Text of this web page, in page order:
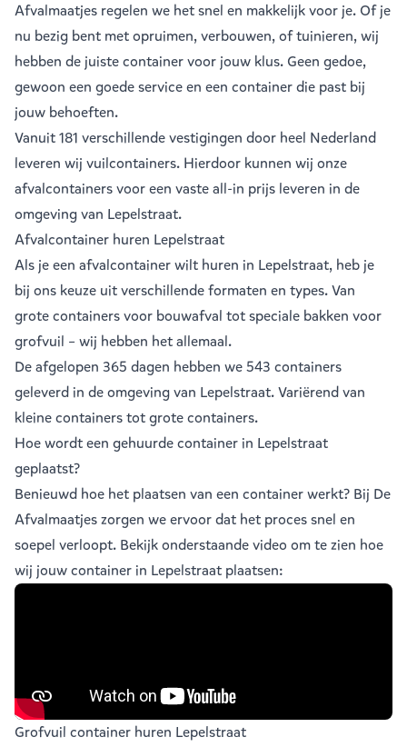
Afvalmaatjes regelen we het snel en makkelijk voor je. Of je
nu bezig bent met opruimen, verbouwen, of tuinieren, wij
hebben de juiste container voor jouw klus. Geen gedoe,
gewoon een goede service en een container die past bij
jouw behoeften.
Vanuit181 verschillende vestigingen door heel Nederland
leveren wij vuilcontainers. Hierdoor kunnen wij onze
afvalcontainers voor een vaste all-in prijs leveren in de
omgeving van Lepelstraat.
Afvalcontainer huren Lepelstraat
Als je een afvalcontainerwilt huren in Lepelstraat, heb je
bij ons keuze uit verschillende formaten en types. Van
grote containers voor bouwafval tot speciale bakken voor
grofvuil – wij hebben het allemaal.
De afgelopen 365 dagen hebben we 543 containers
geleverd in de omgeving van Lepelstraat. Variërend van
kleine containerstotgrote containers.
Hoe wordt een gehuurde container in Lepelstraat
geplaatst?
Benieuwd hoe het plaatsen van een container werkt? Bij De
Afvalmaatjes zorgen we ervoor dat het proces snel en
soepel verloopt. Bekijk onderstaande video om te zien hoe
wij jouw container in Lepelstraat plaatsen:
Grofvuil container huren Lepelstraat